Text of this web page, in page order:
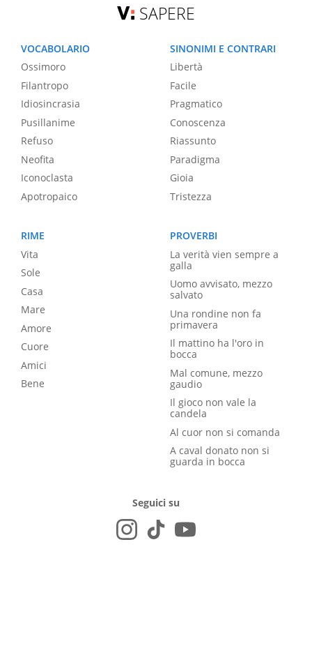
SAPERE
VOCABOLARIO
Ossimoro
Filantropo
Idiosincrasia
Pusillanime
Refuso
Neofita
Iconoclasta
Apotropaico
SINONIMI E CONTRARI
Libertà
Facile
Pragmatico
Conoscenza
Riassunto
Paradigma
Gioia
Tristezza
RIME
Vita
Sole
Casa
Mare
Amore
Cuore
Amici
Bene
PROVERBI
La verità vien sempre a
galla
Uomo avvisato, mezzo
salvato
Una rondine non fa
primavera
Il mattino ha l'oro in
bocca
Mal comune, mezzo
gaudio
Il gioco non vale la
candela
Al cuor non si comanda
A caval donato non si
guarda in bocca
Seguici su